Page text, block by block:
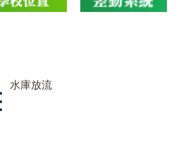
水庫放流